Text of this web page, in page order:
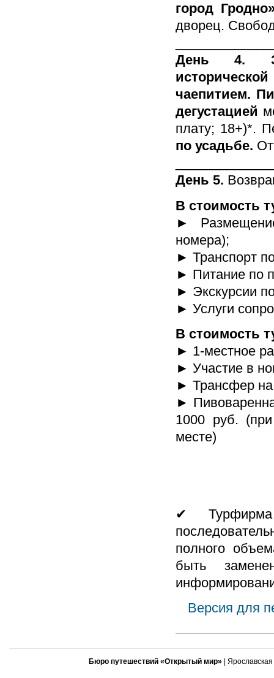
город
дворец.
День 4.
чаепитием.
дегустацией
плату; 18+)*.
по усадьбе.
День 5.
В стоимость
►
номера);
► Транспорт
► Питание по
► Экскурсии
► Услуги
В стоимость
► 1-местное
► Участие в
► Трансфер на
►
1000 руб.
месте)
✔
полного
быть
Версия для
Бюро путешествий «Открытый мир» |